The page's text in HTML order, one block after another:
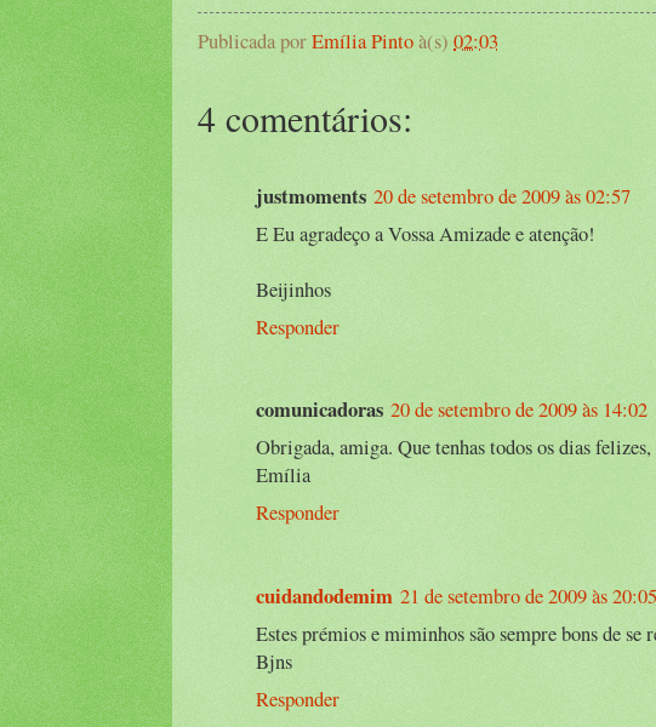
Publicada porEmília Pintoà(s) 02:03
4 comentários:
justmoments 20 de setembro de 2009 às 02:57
E Eu agradeço a Vossa Amizade e atenção!
Beijinhos
Responder
comunicadoras 20 de setembro de 2009 às 14:02
Obrigada, amiga. Que tenhas todos os dias
Emília
Responder
cuidandodemim 21 de setembro de 2009 às 20:05
Estes prémios e miminhos são sempre bons de se
Bjns
Responder